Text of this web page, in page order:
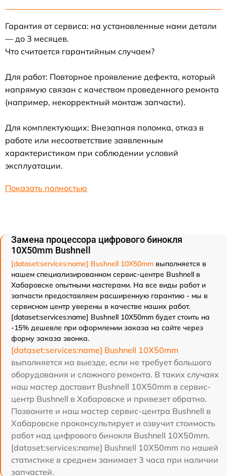
Гарантия от сервиса: на установленные нами детали
— до 3 месяцев.
Что считается гарантийным случаем?
Для работ: Повторное проявление дефекта, который
напрямую связан с качеством проведенного ремонта
(например, некорректный монтаж запчасти).
Для комплектующих: Внезапная поломка, отказ в
работе или несоответствие заявленным
характеристикам при соблюдении условий
эксплуатации.
Показать полностью
Замена процессора цифрового бинокля
10X50mm Bushnell
[dataset:services:name] Bushnell 10X50mm выполняется в
нашем специализированном сервис-центре Bushnell в
Хабаровске опытными мастерами. На все виды работ и
запчасти предоставляем расширенную гарантию - мы в
сервисном центр уверены в качестве наших работ.
[dataset:services:name] Bushnell 10X50mm будет стоить на
-15% дешевле при оформлении заказа на сайте через
форму заказа звонка.
[dataset:services:name] Bushnell 10X50mm
выполняется на выезде, если не требует большого
оборудования и сложного ремонта. В таких случаях
наш мастер доставит Bushnell 10X50mm в сервис-
центр Bushnell в Хабаровске и привезет обратно.
Позвоните и наш мастер сервис-центра Bushnell в
Хабаровске проконсультирует и озвучит стоимость
работ над цифрового бинокля Bushnell 10X50mm.
[dataset:services:name] Bushnell 10X50mm по нашей
статистике в среднем занимает 3 часа при наличии
запчастей.